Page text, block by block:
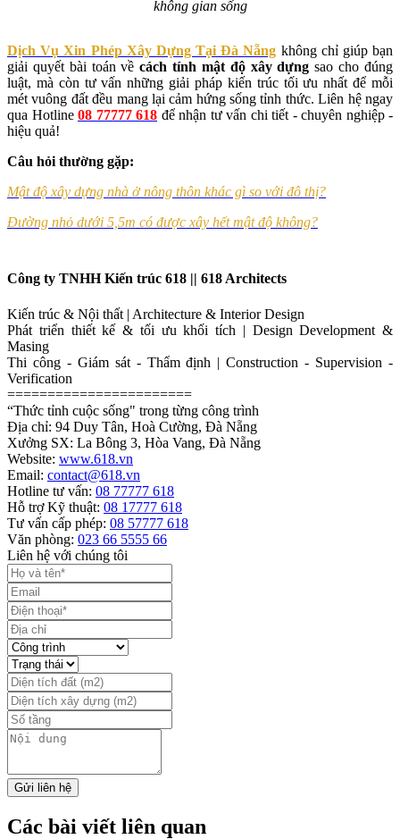
không gian sống
Dịch Vụ Xin Phép Xây Dựng Tại Đà Nẵng không chỉ giúp bạn
giải quyết bài toán vềcách tính mật độ xây dựng sao cho đúng
luật, mà còn tư vấn những giải pháp kiến trúc tối ưu nhất để mỗi
mét vuông đất đều mang lại cảm hứng sống tỉnh thức. Liên hệ ngay
qua Hotline 08 77777 618 để nhận tư vấn chi tiết - chuyên nghiệp -
hiệu quả!
Câu hỏi thường gặp:
Mật độ xây dựng nhà ở nông thôn khác gì so với đô thị?
Đường nhỏ dưới 5,5m có được xây hết mật độ không?
Công ty TNHH Kiến trúc 618 || 618 Architects
Kiến trúc & Nội thất | Architecture & Interior Design
Phát triển thiết kế & tối ưu khối tích | Design Development &
Masing
Thi công - Giám sát - Thẩm định | Construction - Supervision -
Verification
=======================
“Thức tỉnh cuộc sống" trong từng công trình
Địa chỉ: 94 Duy Tân, Hoà Cường, Đà Nẵng
Xưởng SX: La Bông 3, Hòa Vang, Đà Nẵng
Website: www.618.vn
Email: contact@618.vn
Hotline tư vấn: 08 77777 618
Hỗ trợ Kỹ thuật: 08 17777 618
Tư vấn cấp phép: 08 57777 618
Văn phòng: 023 66 5555 66
Liên hệ với chúng tôi
Các bài viết liên quan